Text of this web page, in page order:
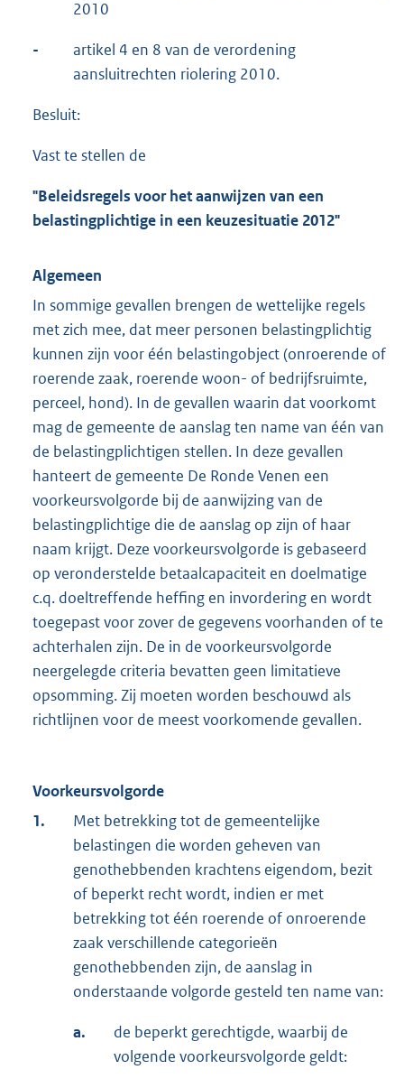
2010
-
artikel 4 en 8 van de verordening
aansluitrechten riolering 2010.
Besluit:
Vast te stellen de
"Beleidsregels voor het aanwijzen van een
belastingplichtige in een keuzesituatie 2012"
Algemeen
In sommige gevallen brengen de wettelijke regels
met zich mee, dat meer personen belastingplichtig
kunnen zijn voor één belastingobject (onroerende of
roerende zaak, roerende woon- of bedrijfsruimte,
perceel, hond). In de gevallen waarin dat voorkomt
mag de gemeente de aanslag ten name van één van
de belastingplichtigen stellen. In deze gevallen
hanteert de gemeente De Ronde Venen een
voorkeursvolgorde bij de aanwijzing van de
belastingplichtige die de aanslag op zijn of haar
naam krijgt. Deze voorkeursvolgorde is gebaseerd
op veronderstelde betaalcapaciteit en doelmatige
c.q. doeltreffende heffing en invordering en wordt
toegepast voor zover de gegevens voorhanden of te
achterhalen zijn. De in de voorkeursvolgorde
neergelegde criteria bevatten geen limitatieve
opsomming. Zij moeten worden beschouwd als
richtlijnen voor de meest voorkomende gevallen.
Voorkeursvolgorde
1.
Met betrekking tot de gemeentelijke
belastingen die worden geheven van
genothebbenden krachtens eigendom, bezit
of beperkt recht wordt, indien er met
betrekking tot één roerende of onroerende
zaak verschillende categorieën
genothebbenden zijn, de aanslag in
onderstaande volgorde gesteld ten name van:
a.
de beperkt gerechtigde, waarbij de
volgende voorkeursvolgorde geldt: